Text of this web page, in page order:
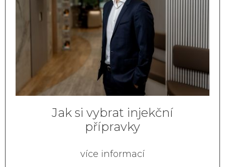
Jak si vybrat injekční
přípravky
více informací